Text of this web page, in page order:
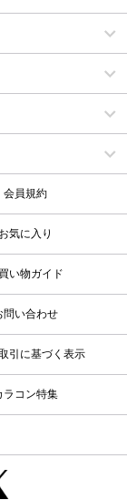
会員規約
お気に入り
い物ガイド
問い合わせ
引に基づく表示
ラコン特集